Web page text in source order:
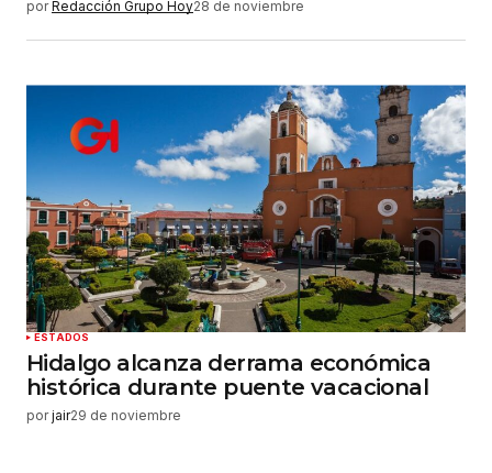
por Redacción Grupo Hoy28 de noviembre
ESTADOS
Hidalgo alcanza derrama económica
histórica durante puente vacacional
por jair29 de noviembre